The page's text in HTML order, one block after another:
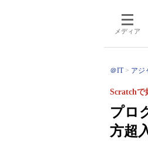
メディア
＠IT アジ
プロ
方超
Scratchで